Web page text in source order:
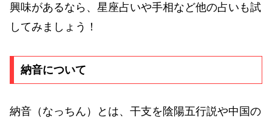
興味があるなら、星座占いや手相など他の占いも試
してみましょう！
納音について
納音（なっちん）とは、干支を陰陽五行説や中国の